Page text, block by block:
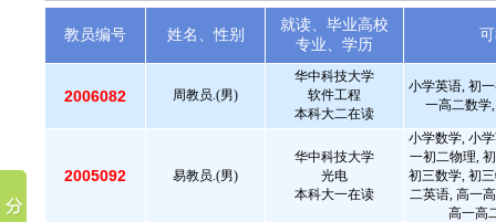
教员编号 姓名、性别
就读、毕业高校
专业、学历
2006082 周教员.(男)
华中科技大学
软件工程
本科大二在读
小学英语, 初
一高二数学
2005092 易教员.(男)
华中科技大学
光电
本科大一在读
小学数学, 小
一初二物理,
初三数学, 初
二英语, 高一
高一高